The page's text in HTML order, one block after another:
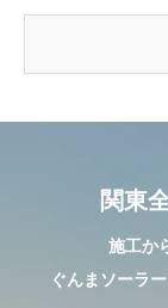
関東
施工か
ぐんまソーラ